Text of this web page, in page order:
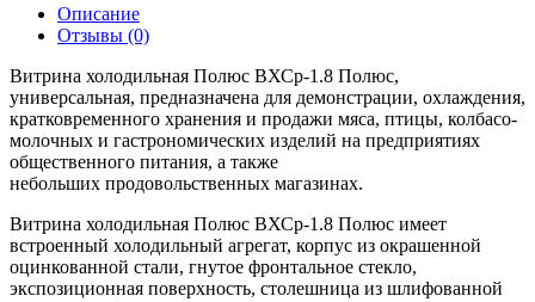
Описание
Отзывы (0)
Витрина холодильная Полюс ВХСр-1.8 Полюс,
универсальная, предназначена для демонстрации, охлаждения,
кратковременного хранения и продажи мяса, птицы, колбасо-
молочных и гастрономических изделий на предприятиях
общественного питания, а также
небольших продовольственных магазинах.
Витрина холодильная Полюс ВХСр-1.8 Полюс имеет
встроенный холодильный агрегат, корпус из окрашенной
оцинкованной стали, гнутое фронтальное стекло,
экспозиционная поверхность, столешница из шлифованной